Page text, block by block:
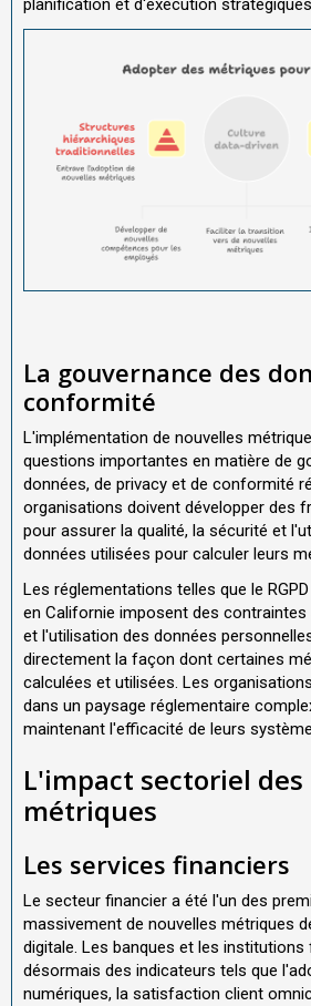
planification et d'exécution
La gouvernance des
conformité
L'implémentation de nouvelles
questions importantes en matière de
données, de privacy et de conformité
organisations doivent développer des
pour assurer la qualité, la sécurité et
données utilisées pour calculer leurs
Les réglementations telles que le
en Californie imposent des
et l'utilisation des données
directement la façon dont certaines
calculées et utilisées. Les
dans un paysage réglementaire
maintenant l'efficacité de leurs
L'impact sectoriel
métriques
Les services financiers
Le secteur financier a été l'un des
massivement de nouvelles métriques
digitale. Les banques et les
désormais des indicateurs tels que
numériques, la satisfaction client